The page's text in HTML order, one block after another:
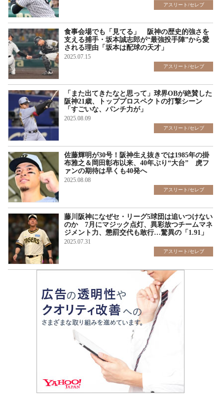
アスリート/セレブ
食事会場でも「見てる」 阪神の歴史的強さを
支える捕手・坂本誠志郎が“最強投手陣”から愛
される理由「坂本は配球の天才」
2025.07.15
アスリート/セレブ
「また出てきたなと思って」球界OBが絶賛した
阪神21歳、トッププロスペクトの打撃シーン
「すごいな、パンチ力が」
2025.08.09
アスリート/セレブ
佐藤輝明が30号！阪神生え抜きでは1985年の掛
布雅之＆岡田彰布以来、40年ぶり“大台” 虎フ
ァンの期待は早くも40発へ
2025.08.08
アスリート/セレブ
藤川阪神になぜセ・リーグ5球団は追いつけない
のか 7月にマジック点灯、異彩放つチームマネ
ジメント力、懲罰交代も敢行…驚異の「1.91」
2025.07.31
アスリート/セレブ